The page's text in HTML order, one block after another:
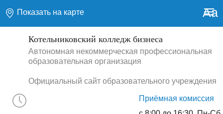
Показать на карте Aa
Котельниковский колледж бизнеса
Автономная некоммерческая профессиональная
образовательная организация
Официальный сайт образовательного учреждения
Приёмная комиссия